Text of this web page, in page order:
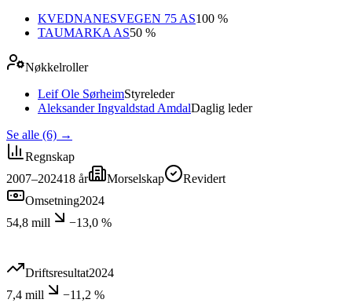
KVEDNANESVEGEN 75 AS100 %
TAUMARKA AS50 %
Nøkkelroller
Leif Ole SørheimStyreleder
Aleksander Ingvaldstad AmdalDaglig leder
Se alle (6) →
Regnskap
2007–202418 år Morselskap
Revidert
Omsetning2024
54,8 mill
−13,0 %
Driftsresultat2024
7,4 mill
−11,2 %